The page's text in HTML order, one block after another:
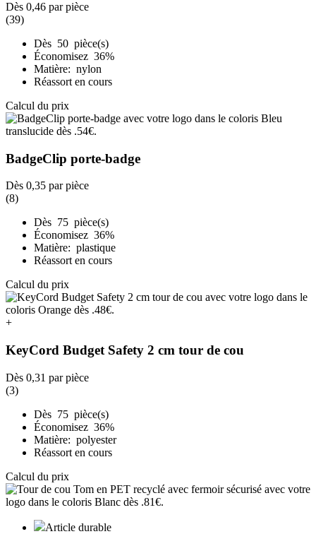
Dès 0,46 par pièce
(39)
Dès 50 pièce(s)
Économisez 36%
Matière: nylon
Réassort en cours
Calcul du prix
BadgeClip porte-badge
Dès 0,35 par pièce
(8)
Dès 75 pièce(s)
Économisez 36%
Matière: plastique
Réassort en cours
Calcul du prix
+
KeyCord Budget Safety 2 cm tour de cou
Dès 0,31 par pièce
(3)
Dès 75 pièce(s)
Économisez 36%
Matière: polyester
Réassort en cours
Calcul du prix
Article durable